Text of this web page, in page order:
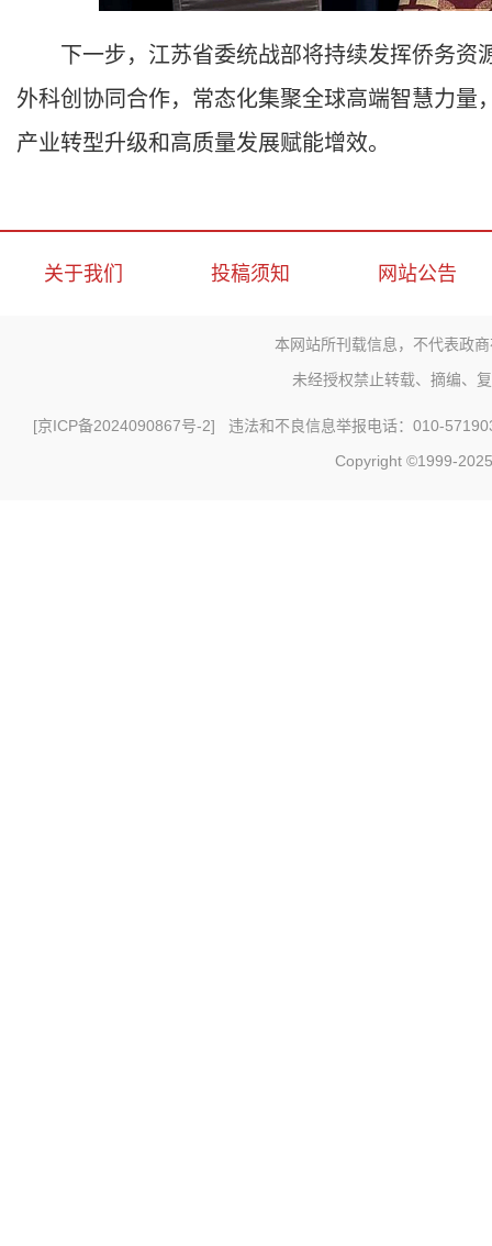
下一步，江苏省委统战部将持续发挥侨务资
外科创协同合作，常态化集聚全球高端智慧力
产业转型升级和高质量发展赋能增效。
关于我们 投稿须知 网站公告
本网站所刊载信息，不代表政
未经授权禁止转载、摘编、
[京ICP备2024090867号-2] 违法和不良信息举报电话：010-
Copyright ©1999-